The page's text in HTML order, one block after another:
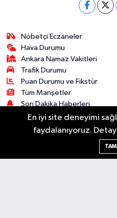
Nöbetçi Eczaneler
Hava Durumu
Ankara Namaz Vakitleri
Trafik Durumu
Puan Durumu ve Fikstür
Tüm Manşetler
Son Dakika Haberleri
Haber Arşivi
Bilim &
En iyi site deneyimi
faydalanıyoruz.